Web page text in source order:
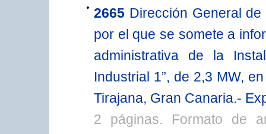
2665 Dirección General
por el que se somete a
administrativa de la
Industrial 1”, de 2,3 MW,
Tirajana, Gran Canaria.-
2 páginas. Formato de